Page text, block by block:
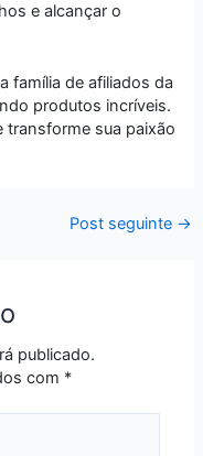
e alcançar o
família de afiliados da
produtos incríveis.
transforme sua paixão
Post seguinte →
publicado.
com *